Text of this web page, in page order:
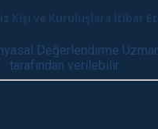
Kişi ve Kuruluşlara İtibar
Değerlendirme
tarafından verilebilir.